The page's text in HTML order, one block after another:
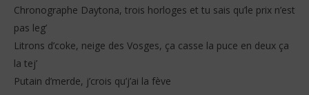
Chronographe Daytona, trois horloges et tu sais qu’le prix n’est
pas leg’
Litrons d’coke, neige des Vosges, ça casse la puce en deux ça
la tej’
Putain d’merde, j’crois qu’j’ai la fève